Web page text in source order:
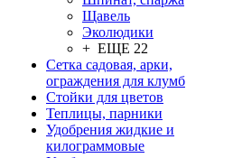
Щавель
Эколюдики
+ ЕЩЕ 22
Сетка садовая, арки,
ограждения для клумб
Стойки для цветов
Теплицы, парники
Удобрения жидкие и
килограммовые